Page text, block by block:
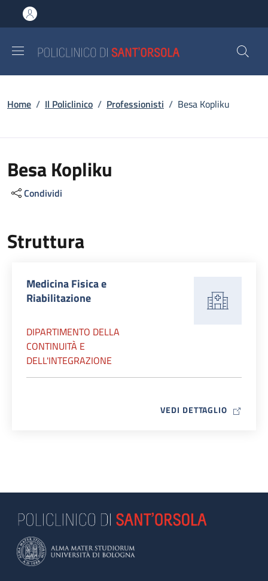
al contenuto principale
to footer content
Briciole di pane
Home / Il Policlinico / Professionisti / Besa Kopliku
Besa Kopliku
Condividi
Struttura
Medicina Fisica e
Riabilitazione
DIPARTIMENTO DELLA
CONTINUITÀ E
DELL'INTEGRAZIONE
VEDI DETTAGLIO MAP ICON